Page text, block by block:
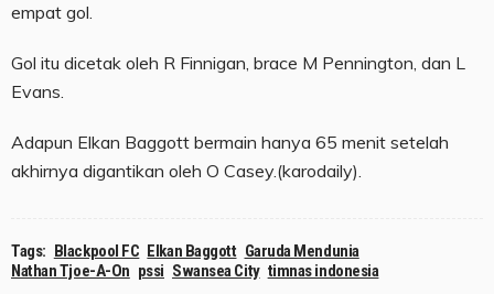
empat gol.
Gol itu dicetak oleh R Finnigan, brace M Pennington, dan L
Evans.
Adapun Elkan Baggott bermain hanya 65 menit setelah
akhirnya digantikan oleh O Casey.(karodaily).
Tags: Blackpool FC Elkan Baggott Garuda Mendunia
Nathan Tjoe-A-On pssi Swansea City timnas indonesia